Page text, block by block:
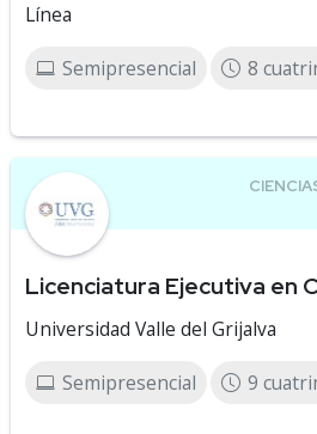
Línea
Semipresencial 8
Licenciatura Ejecutiva en
Universidad Valle del Grijalva
Semipresencial 9